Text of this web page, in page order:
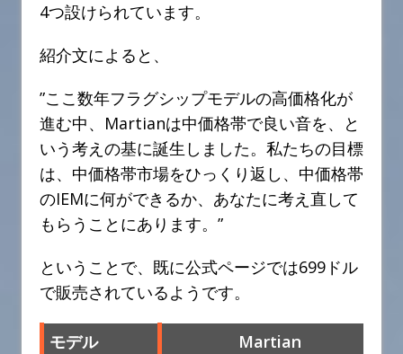
4つ設けられています。
紹介文によると、
”ここ数年フラグシップモデルの高価格化が
進む中、Martianは中価格帯で良い音を、と
いう考えの基に誕生しました。私たちの目標
は、中価格帯市場をひっくり返し、中価格帯
のIEMに何ができるか、あなたに考え直して
もらうことにあります。”
ということで、既に公式ページでは699ドル
で販売されているようです。
モデル
Martian